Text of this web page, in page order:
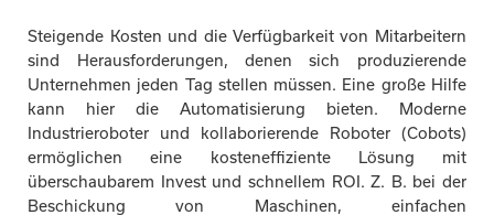
Produkte
Referenzen
Aktuelles
Steigende Kosten und die Verfügbarkeit von Mitarbeitern
sind Herausforderungen, denen sich produzierende
Unternehmen jeden Tag stellen müssen. Eine große Hilfe
kann hier die Automatisierung bieten. Moderne
Industrieroboter und kollaborierende Roboter (Cobots)
ermöglichen eine kosteneffiziente Lösung mit
überschaubarem Invest und schnellem ROI. Z. B. bei der
Beschickung von Maschinen, einfachen